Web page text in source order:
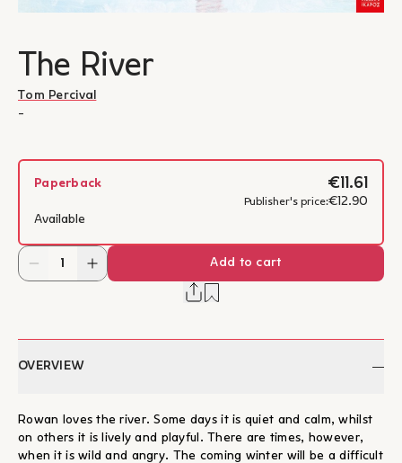
The River
Tom Percival
-
Paperback €11.61
Publisher's price:€12.90
Available
Add to cart
OVERVIEW
Rowan loves the river. Some days it is quiet and calm, whilst
on others it is lively and playful. There are times, however,
when it is wild and angry. The coming winter will be a difficult